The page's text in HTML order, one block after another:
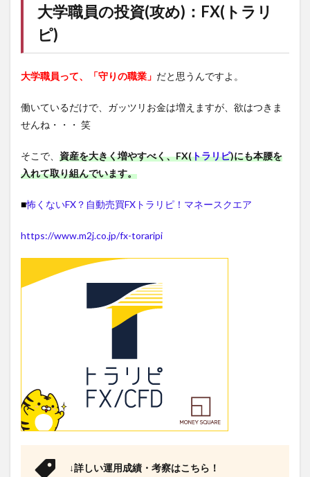
大学職員の投資(攻め)：FX( トラリ
ピ)
大学職員って、「守りの職業」 だと思うんですよ。
働いているだけで、ガッツリお金は増えますが、欲はつきま
せんね・・・ 笑
そこで、 資産を大きく増やすべく、FX(トラリピ)にも本腰を
入れて取り組んでいます。
■怖くないFX？自動売買FXトラリピ！マネースクエア
https://www.m2j.co.jp/fx-toraripi
↓詳しい運用成績・考察はこちら！